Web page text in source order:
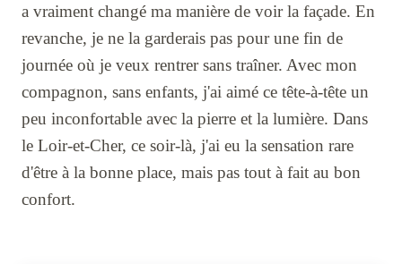
a vraiment changé ma manière de voir la façade. En
revanche, je ne la garderais pas pour une fin de
journée où je veux rentrer sans traîner. Avec mon
compagnon, sans enfants, j'ai aimé ce tête-à-tête un
peu inconfortable avec la pierre et la lumière. Dans
le Loir-et-Cher, ce soir-là, j'ai eu la sensation rare
d'être à la bonne place, mais pas tout à fait au bon
confort.